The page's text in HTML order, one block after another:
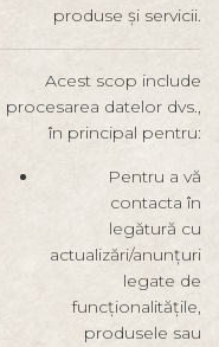
produse și servicii.
Acest scop include
procesarea datelor dvs.,
în principal pentru:
Pentru a vă
contacta în
legătură cu
actualizări/anunțuri
legate de
funcționalitățile,
produsele sau